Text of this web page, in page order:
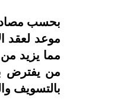
بحسب مصادر
موعد لعقد
مما يزيد
من يفترض
بالتسويف